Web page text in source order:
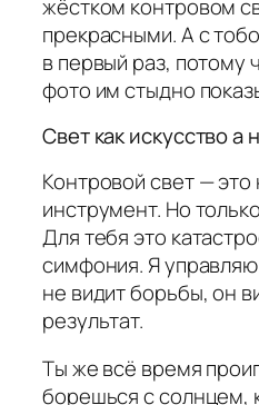
жёстком контровом
прекрасными. А с
в первый раз, потому
фото им стыдно
Свет как искусство а
Контровой свет — это
инструмент. Но
Для тебя это
симфония. Я
не видит борьбы, он
результат.
Ты же всё время
борешься с солнцем,